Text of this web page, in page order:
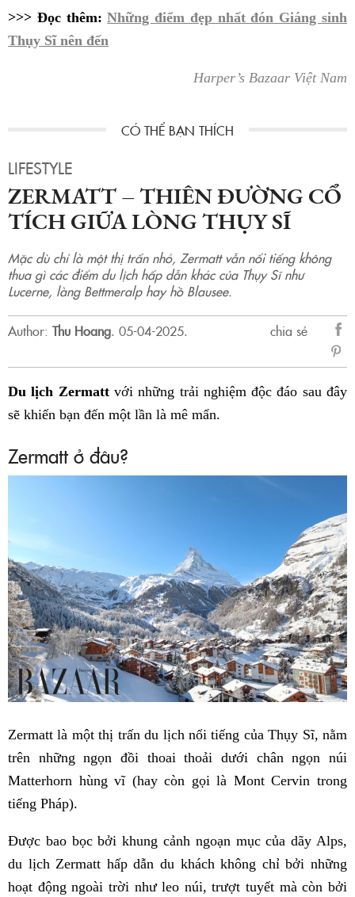
>>> Đọc thêm:Những điểm đẹp nhất đón Giáng sinh
Thụy Sĩ nên đến
Harper’s Bazaar Việt Nam
LIFESTYLE
ZERMATT – THIÊN ĐƯỜNG CỔ
TÍCH GIỮA LÒNG THỤY SĨ
Mặc dù chỉ là một thị trấn nhỏ, Zermatt vẫn nổi tiếng không
thua gì các điểm du lịch hấp dẫn khác của Thụy Sĩ như
Lucerne, làng Bettmeralp hay hồ Blausee.
Author: Thu Hoang. 05-04-2025.
chia sẻ
sẻ
Du lịch Zermattvới những trải nghiệm độc đáo sau đây
sẽ khiến bạn đến một lần là mê mẩn.
Zermatt ở đâu?
Zermatt là một thị trấn du lịch nổi tiếng của Thụy Sĩ, nằm
trên những ngọn đồi thoai thoải dưới chân ngọn núi
Matterhorn hùng vĩ (hay còn gọi là Mont Cervin trong
tiếng Pháp).
Được bao bọc bởi khung cảnh ngoạn mục của dãy Alps,
du lịch Zermatt hấp dẫn du khách không chỉ bởi những
hoạt động ngoài trời như leo núi, trượt tuyết mà còn bởi